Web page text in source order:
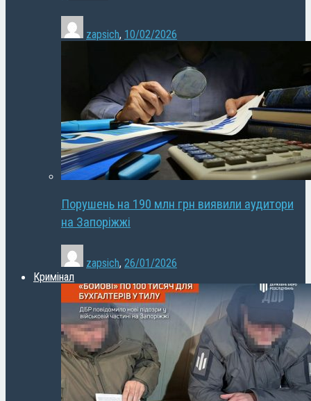
zapsich, 10/02/2026
Порушень на 190 млн грн виявили аудитори
на Запоріжжі
zapsich, 26/01/2026
Кримінал